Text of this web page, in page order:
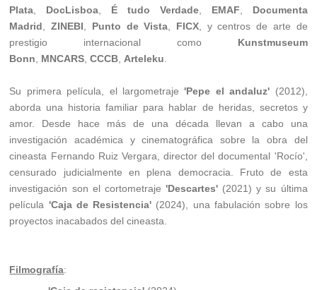
Plata
DocLisboa É tudo Verdade, EMAF
Documenta
Madrid ,ZINEBI Punto de Vista FICX , y centros de arte de
prestigio internacional como Kunstmuseum
Bonn
MNCARS ,CCCB Arteleku
Su primera película, el largometraje'Pepe el andaluz' (2012),
aborda una historia familiar para hablar de heridas, secretos y
amor. Desde hace más de una década llevan a cabo una
investigación académica y cinematográfica sobre la obra del
cineasta Fernando Ruiz Vergara, director del documental 'Rocío',
censurado judicialmente en plena democracia. Fruto de esta
investigación son el cortometraje 'Descartes' (2021) y su última
película 'Caja de Resistencia' (2024), una fabulación sobre los
proyectos inacabados del cineasta.
Filmografía: